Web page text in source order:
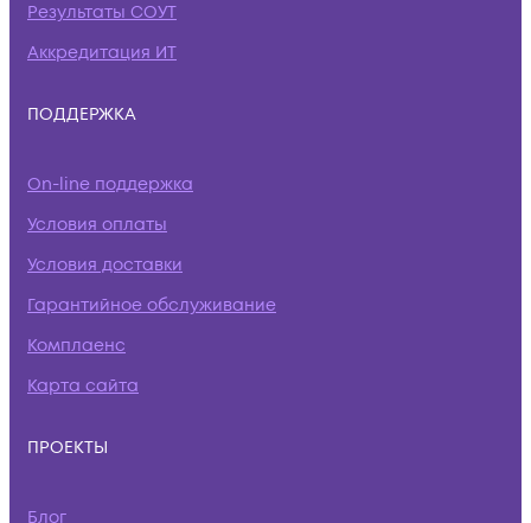
Результаты СОУТ
Аккредитация ИТ
ПОДДЕРЖКА
On-line поддержка
Условия оплаты
Условия доставки
Гарантийное обслуживание
Комплаенс
Карта сайта
ПРОЕКТЫ
Блог